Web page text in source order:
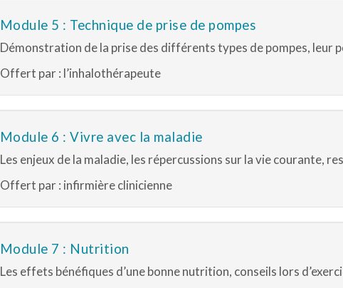
Module 5 : Technique de prise de pompes
Démonstration de la prise des différents types de pompes, leur
Offert par : l’inhalothérapeute
Module 6 : Vivre avec la maladie
Les enjeux de la maladie, les répercussions sur la vie courante,
Offert par : infirmière clinicienne
Module 7 : Nutrition
Les effets bénéfiques d’une bonne nutrition, conseils lors